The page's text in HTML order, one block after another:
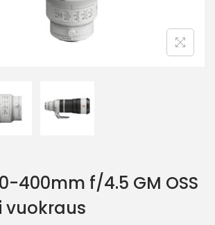
400mm f/4.5 GM OSS
vuokraus